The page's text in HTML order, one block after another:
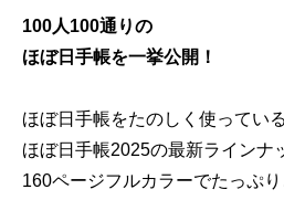
100人100通りの
ほぼ日手帳を一挙公開！
ほぼ日手帳をたのしく使ってい
ほぼ日手帳2025の最新ラインナ
160ページフルカラーでたっぷ